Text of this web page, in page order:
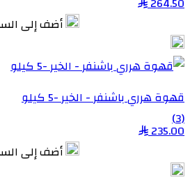
أضف إلى السلة
قهوة هرري باشنفر - الخير -5 كيلو
(3)
235.00
أضف إلى السلة